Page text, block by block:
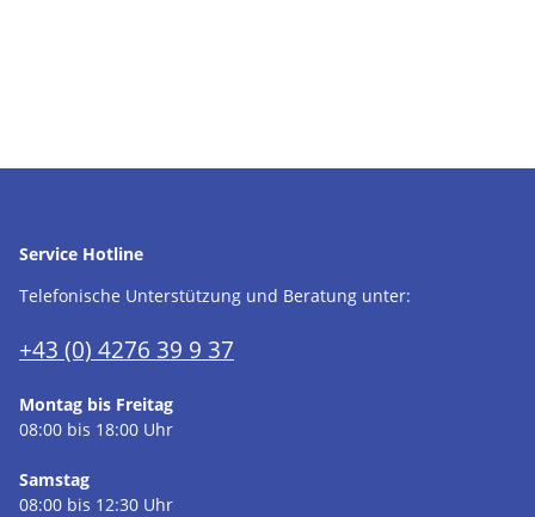
Service Hotline
Telefonische Unterstützung und Beratung unter:
+43 (0) 4276 39 9 37
Montag bis Freitag
08:00 bis 18:00 Uhr
Samstag
08:00 bis 12:30 Uhr